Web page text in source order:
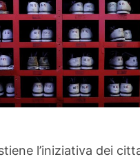
l’iniziativa dei